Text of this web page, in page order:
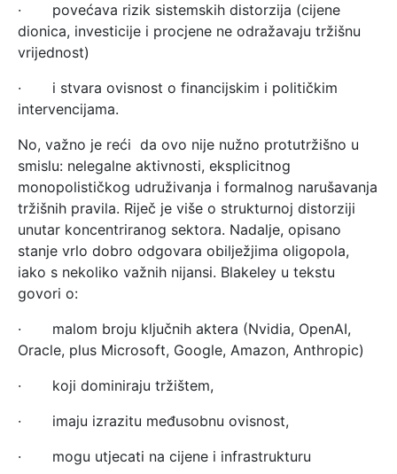
· povećava rizik sistemskih distorzija (cijene
dionica, investicije i procjene ne odražavaju tržišnu
vrijednost)
· i stvara ovisnost o financijskim i političkim
intervencijama.
No, važno je reći da ovo nije nužno protutržišno u
smislu: nelegalne aktivnosti, eksplicitnog
monopolističkog udruživanja i formalnog narušavanja
tržišnih pravila. Riječ je više o strukturnoj distorziji
unutar koncentriranog sektora. Nadalje, opisano
stanje vrlo dobro odgovara obilježjima oligopola,
iako s nekoliko važnih nijansi. Blakeley u tekstu
govori o:
· malom broju ključnih aktera (Nvidia, OpenAI,
Oracle, plus Microsoft, Google, Amazon, Anthropic)
· koji dominiraju tržištem,
· imaju izrazitu međusobnu ovisnost,
· mogu utjecati na cijene i infrastrukturu